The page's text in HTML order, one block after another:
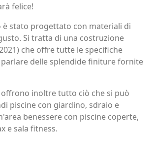
felice!
è stato progettato con materiali di
Si tratta di una costruzione
che offre tutte le specifiche
delle splendide finiture fornite
offrono inoltre tutto ciò che si può
piscine con giardino, sdraio e
benessere con piscine coperte,
e sala fitness.